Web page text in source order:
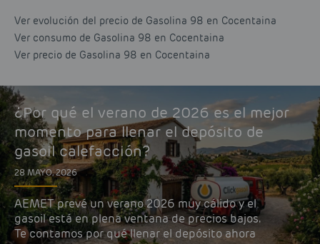
Ver evolución del precio de Gasolina 98 en Cocentaina
Ver consumo de Gasolina 98 en Cocentaina
Ver precio de Gasolina 98 en Cocentaina
¿Por qué el verano de 2026 es el mejor
momento para llenar el depósito de
gasoil calefacción?
28 MAYO, 2026
AEMET prevé un verano 2026 muy cálido y el
gasoil está en plena ventana de precios bajos.
Te contamos por qué llenar el depósito ahora